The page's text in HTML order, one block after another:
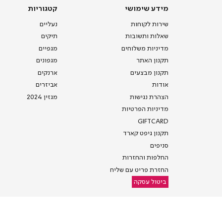
מידע
מידע שימושי
שירות לקוחות
שאלות ותשובות
מדיניות משלוחים
תקנון האתר
תקנון מבצעים
אודות
הצהרת נגישות
מדיניות הפרטיות
GIFTCARD
תקנון גיפט קארד
סניפים
החלפות והחזרות
החזרת פריט עם שליח
ביטול עסקה
קטגוריות
קטגוריות
נעליים
תיקים
מגפיים
מגפונים
ארנקים
אביזרים
מגזין 2024